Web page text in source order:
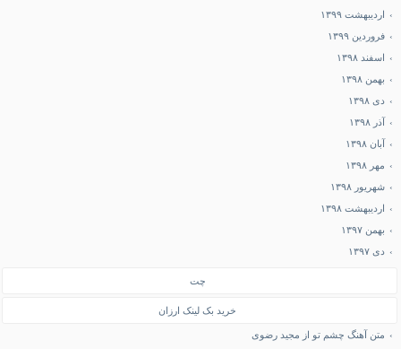
اردیبهشت ۱۳۹۹
فروردین ۱۳۹۹
اسفند ۱۳۹۸
بهمن ۱۳۹۸
دی ۱۳۹۸
آذر ۱۳۹۸
آبان ۱۳۹۸
مهر ۱۳۹۸
شهریور ۱۳۹۸
اردیبهشت ۱۳۹۸
بهمن ۱۳۹۷
دی ۱۳۹۷
چت
خرید بک لینک ارزان
متن آهنگ چشم تو از مجید رضوی